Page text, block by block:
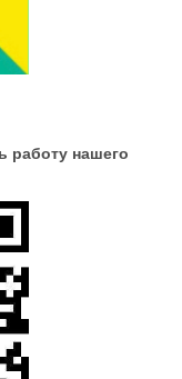
работу нашего